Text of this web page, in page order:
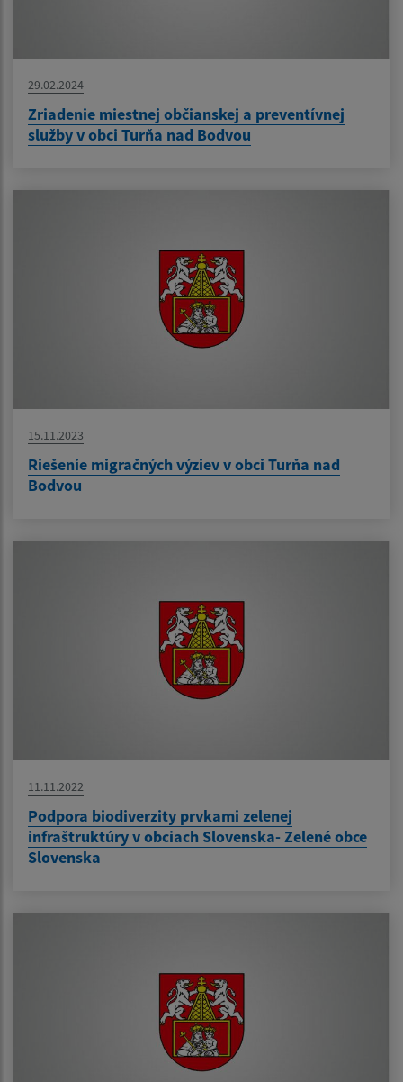
29.02.2024
Zriadenie miestnej občianskej a preventívnej
služby v obci Turňa nad Bodvou
15.11.2023
Riešenie migračných výziev v obci Turňa nad
Bodvou
11.11.2022
Podpora biodiverzity prvkami zelenej
infraštruktúry v obciach Slovenska- Zelené obce
Slovenska